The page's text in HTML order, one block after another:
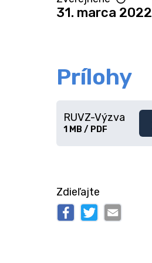
31. marca 2022
Prílohy
Stiahnuť
RUVZ-Výzva
1 MB / PDF
Zdieľajte